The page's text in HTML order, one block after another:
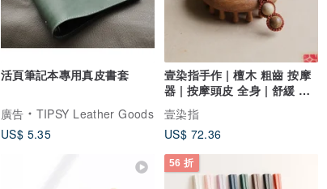
活頁筆記本專用真皮書套
廣告
TIPSY Leather Goods
US$ 5.35
壹染指手作 | 檀木 粗齒 按摩
器 | 按摩頭皮 全身 | 舒緩 減
壓
壹染指
US$ 72.36
56 折